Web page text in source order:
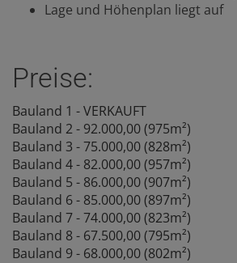
Lage und Höhenplan liegt auf
Preise:
Bauland 1 - VERKAUFT
Bauland 2 - 92.000,00 (975m²)
Bauland 3 - 75.000,00 (828m²)
Bauland 4 - 82.000,00 (957m²)
Bauland 5 - 86.000,00 (907m²)
Bauland 6 - 85.000,00 (897m²)
Bauland 7 - 74.000,00 (823m²)
Bauland 8 - 67.500,00 (795m²)
Bauland 9 - 68.000,00 (802m²)